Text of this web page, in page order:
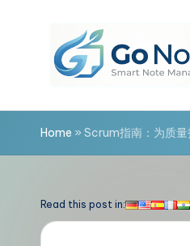
G
o
o
Home » Scrum指南：为质量
Read this post in: